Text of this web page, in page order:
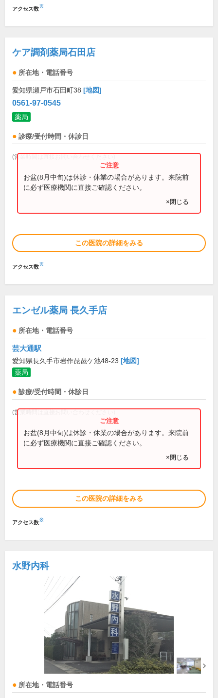
アクセス数※
ケア調剤薬局石田店
所在地・電話番号
愛知県瀬戸市石田町38 [地図]
0561-97-0545
薬局
診療/受付時間・休診日
(営業時間は直接お問い合わせください)
お盆(8月中旬)は休診・休業の場合があります。来院前
に必ず医療機関に直接ご確認ください。
×閉じる
この医院の詳細をみる
アクセス数※
エンゼル薬局 長久手店
所在地・電話番号
芸大通駅
愛知県長久手市岩作琵琶ケ池48-23 [地図]
薬局
診療/受付時間・休診日
(営業時間は直接お問い合わせください)
お盆(8月中旬)は休診・休業の場合があります。来院前
に必ず医療機関に直接ご確認ください。
×閉じる
この医院の詳細をみる
アクセス数※
水野内科
所在地・電話番号